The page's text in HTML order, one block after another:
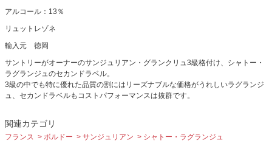
アルコール：13％
リュットレゾネ
輸入元 徳岡
サントリーがオーナーのサンジュリアン・グランクリュ3級格付け、シャトー・
ラグランジュのセカンドラベル。
3級の中でも特に優れた品質の割にはリーズナブルな価格がうれしいラグランジ
ュ、セカンドラベルもコストパフォーマンスは抜群です。
関連カテゴリ
フランス ボルドー サンジュリアン シャトー・ラグランジュ